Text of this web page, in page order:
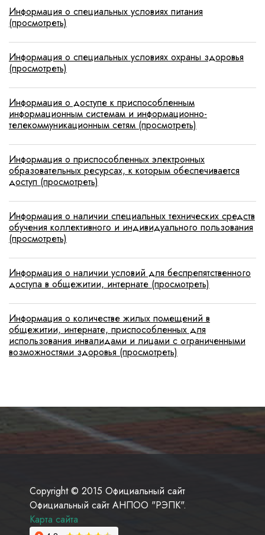
Информация о специальных условиях питания
(просмотреть)
Информация о специальных условиях охраны здоровья
(просмотреть)
Информация о доступе к приспособленным
информационным системам и информационно-
телекоммуникационным сетям (просмотреть)
Информация о приспособленных электронных
образовательных ресурсах, к которым обеспечивается
доступ (просмотреть)
Информация о наличии специальных технических средств
обучения коллективного и индивидуального пользования
(просмотреть)
Информация о наличии условий для беспрепятственного
доступа в общежитии, интернате (просмотреть)
Информация о количестве жилых помещений в
общежитии, интернате, приспособленных для
использования инвалидами и лицами с ограниченными
возможностями здоровья (просмотреть)
Copyright © 2015 Официальный сайт
Официальный сайт АНПОО "РЭПК".
Карта сайта